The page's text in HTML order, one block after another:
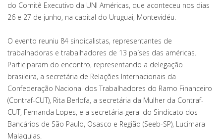
do Comitê Executivo da UNI Américas, que aconteceu nos dias
26 e 27 de junho, na capital do Uruguai, Montevidéu.
O evento reuniu 84 sindicalistas, representantes de
trabalhadoras e trabalhadores de 13 países das américas.
Participaram do encontro, representando a delegação
brasileira, a secretária de Relações Internacionais da
Confederação Nacional dos Trabalhadores do Ramo Financeiro
(Contraf-CUT), Rita Berlofa, a secretária da Mulher da Contraf-
CUT, Fernanda Lopes, e a secretária-geral do Sindicato dos
Bancários de São Paulo, Osasco e Região (Seeb-SP), Lucimara
Malaquias.